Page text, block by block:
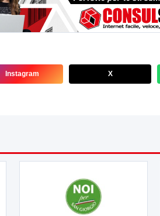
Instagram X